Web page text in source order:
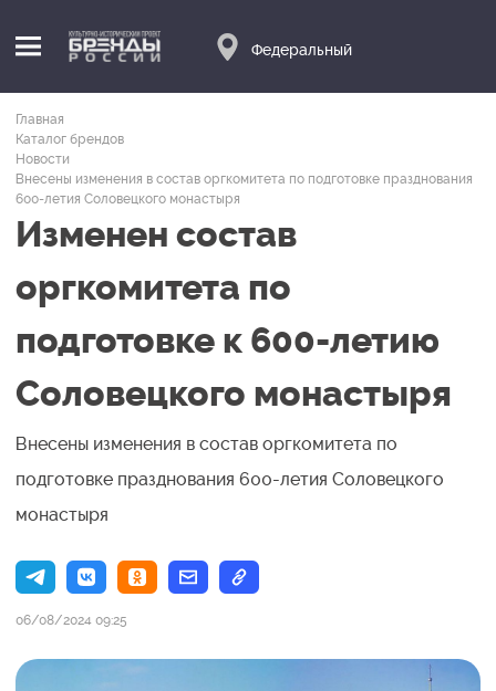
Федеральный
Главная
Каталог брендов
Новости
Внесены изменения в состав оргкомитета по подготовке празднования
600-летия Соловецкого монастыря
Изменен состав
оргкомитета по
подготовке к 600-летию
Соловецкого монастыря
Внесены изменения в состав оргкомитета по
подготовке празднования 600-летия Соловецкого
монастыря
06/08/2024 09:25